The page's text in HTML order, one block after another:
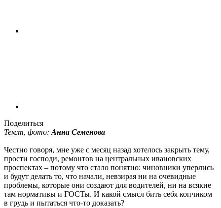
Поделиться
Текст, фото: Анна Семенова
Честно говоря, мне уже с месяц назад хотелось закрыть тему,
прости господи, ремонтов на центральных ивановских
проспектах – потому что стало понятно: чиновники уперлись
и будут делать то, что начали, невзирая ни на очевидные
проблемы, которые они создают для водителей, ни на всякие
там нормативы и ГОСТы. И какой смысл бить себя копчиком
в грудь и пытаться что-то доказать?